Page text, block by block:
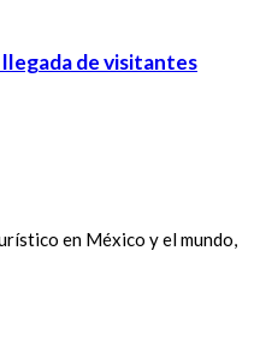
de visitantes
en México y el mundo,